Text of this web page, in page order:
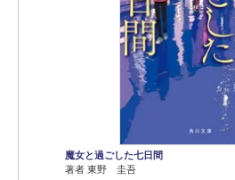
魔女と過ごした七日間
著者 東野 圭吾